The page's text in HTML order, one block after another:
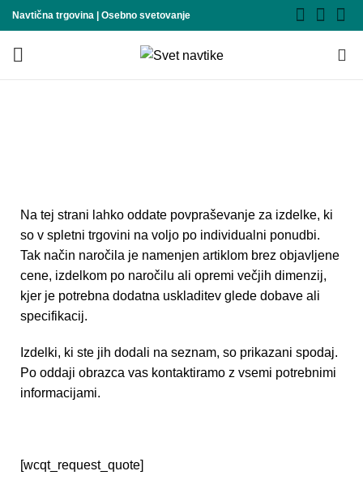
Navtična trgovina | Osebno svetovanje
Na tej strani lahko oddate povpraševanje za izdelke, ki
so v spletni trgovini na voljo po individualni ponudbi.
Tak način naročila je namenjen artiklom brez objavljene
cene, izdelkom po naročilu ali opremi večjih dimenzij,
kjer je potrebna dodatna uskladitev glede dobave ali
specifikacij.
Izdelki, ki ste jih dodali na seznam, so prikazani spodaj.
Po oddaji obrazca vas kontaktiramo z vsemi potrebnimi
informacijami.
[wcqt_request_quote]